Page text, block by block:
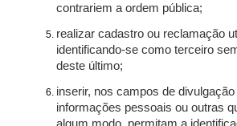
contrariem a ordem pública;
realizar cadastro ou reclamação
identificando-se como terceiro
deste último;
inserir, nos campos de divulgação
informações pessoais ou outras